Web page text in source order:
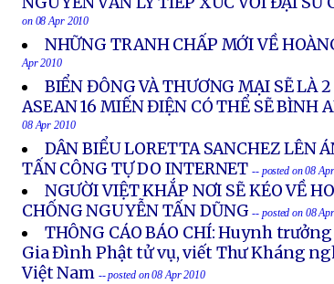
on 08 Apr 2010
NHỮNG TRANH CHẤP MỚI VỀ
Apr 2010
BIỂN ĐÔNG VÀ THƯƠNG MẠI SẼ LÀ
ASEAN 16 MIẾN ĐIỆN CÓ THỂ SẼ BÌNH
08 Apr 2010
DÂN BIỂU LORETTA SANCHEZ LÊN
TẤN CÔNG TỰ DO INTERNET -- posted on 08
NGƯỜI VIỆT KHẮP NƠI SẼ KÉO VỀ
CHỐNG NGUYỄN TẤN DŨNG -- posted on 08
THÔNG CÁO BÁO CHÍ: Huynh
Gia Đình Phật tử vụ, viết Thư Kháng
Việt Nam -- posted on 08 Apr 2010